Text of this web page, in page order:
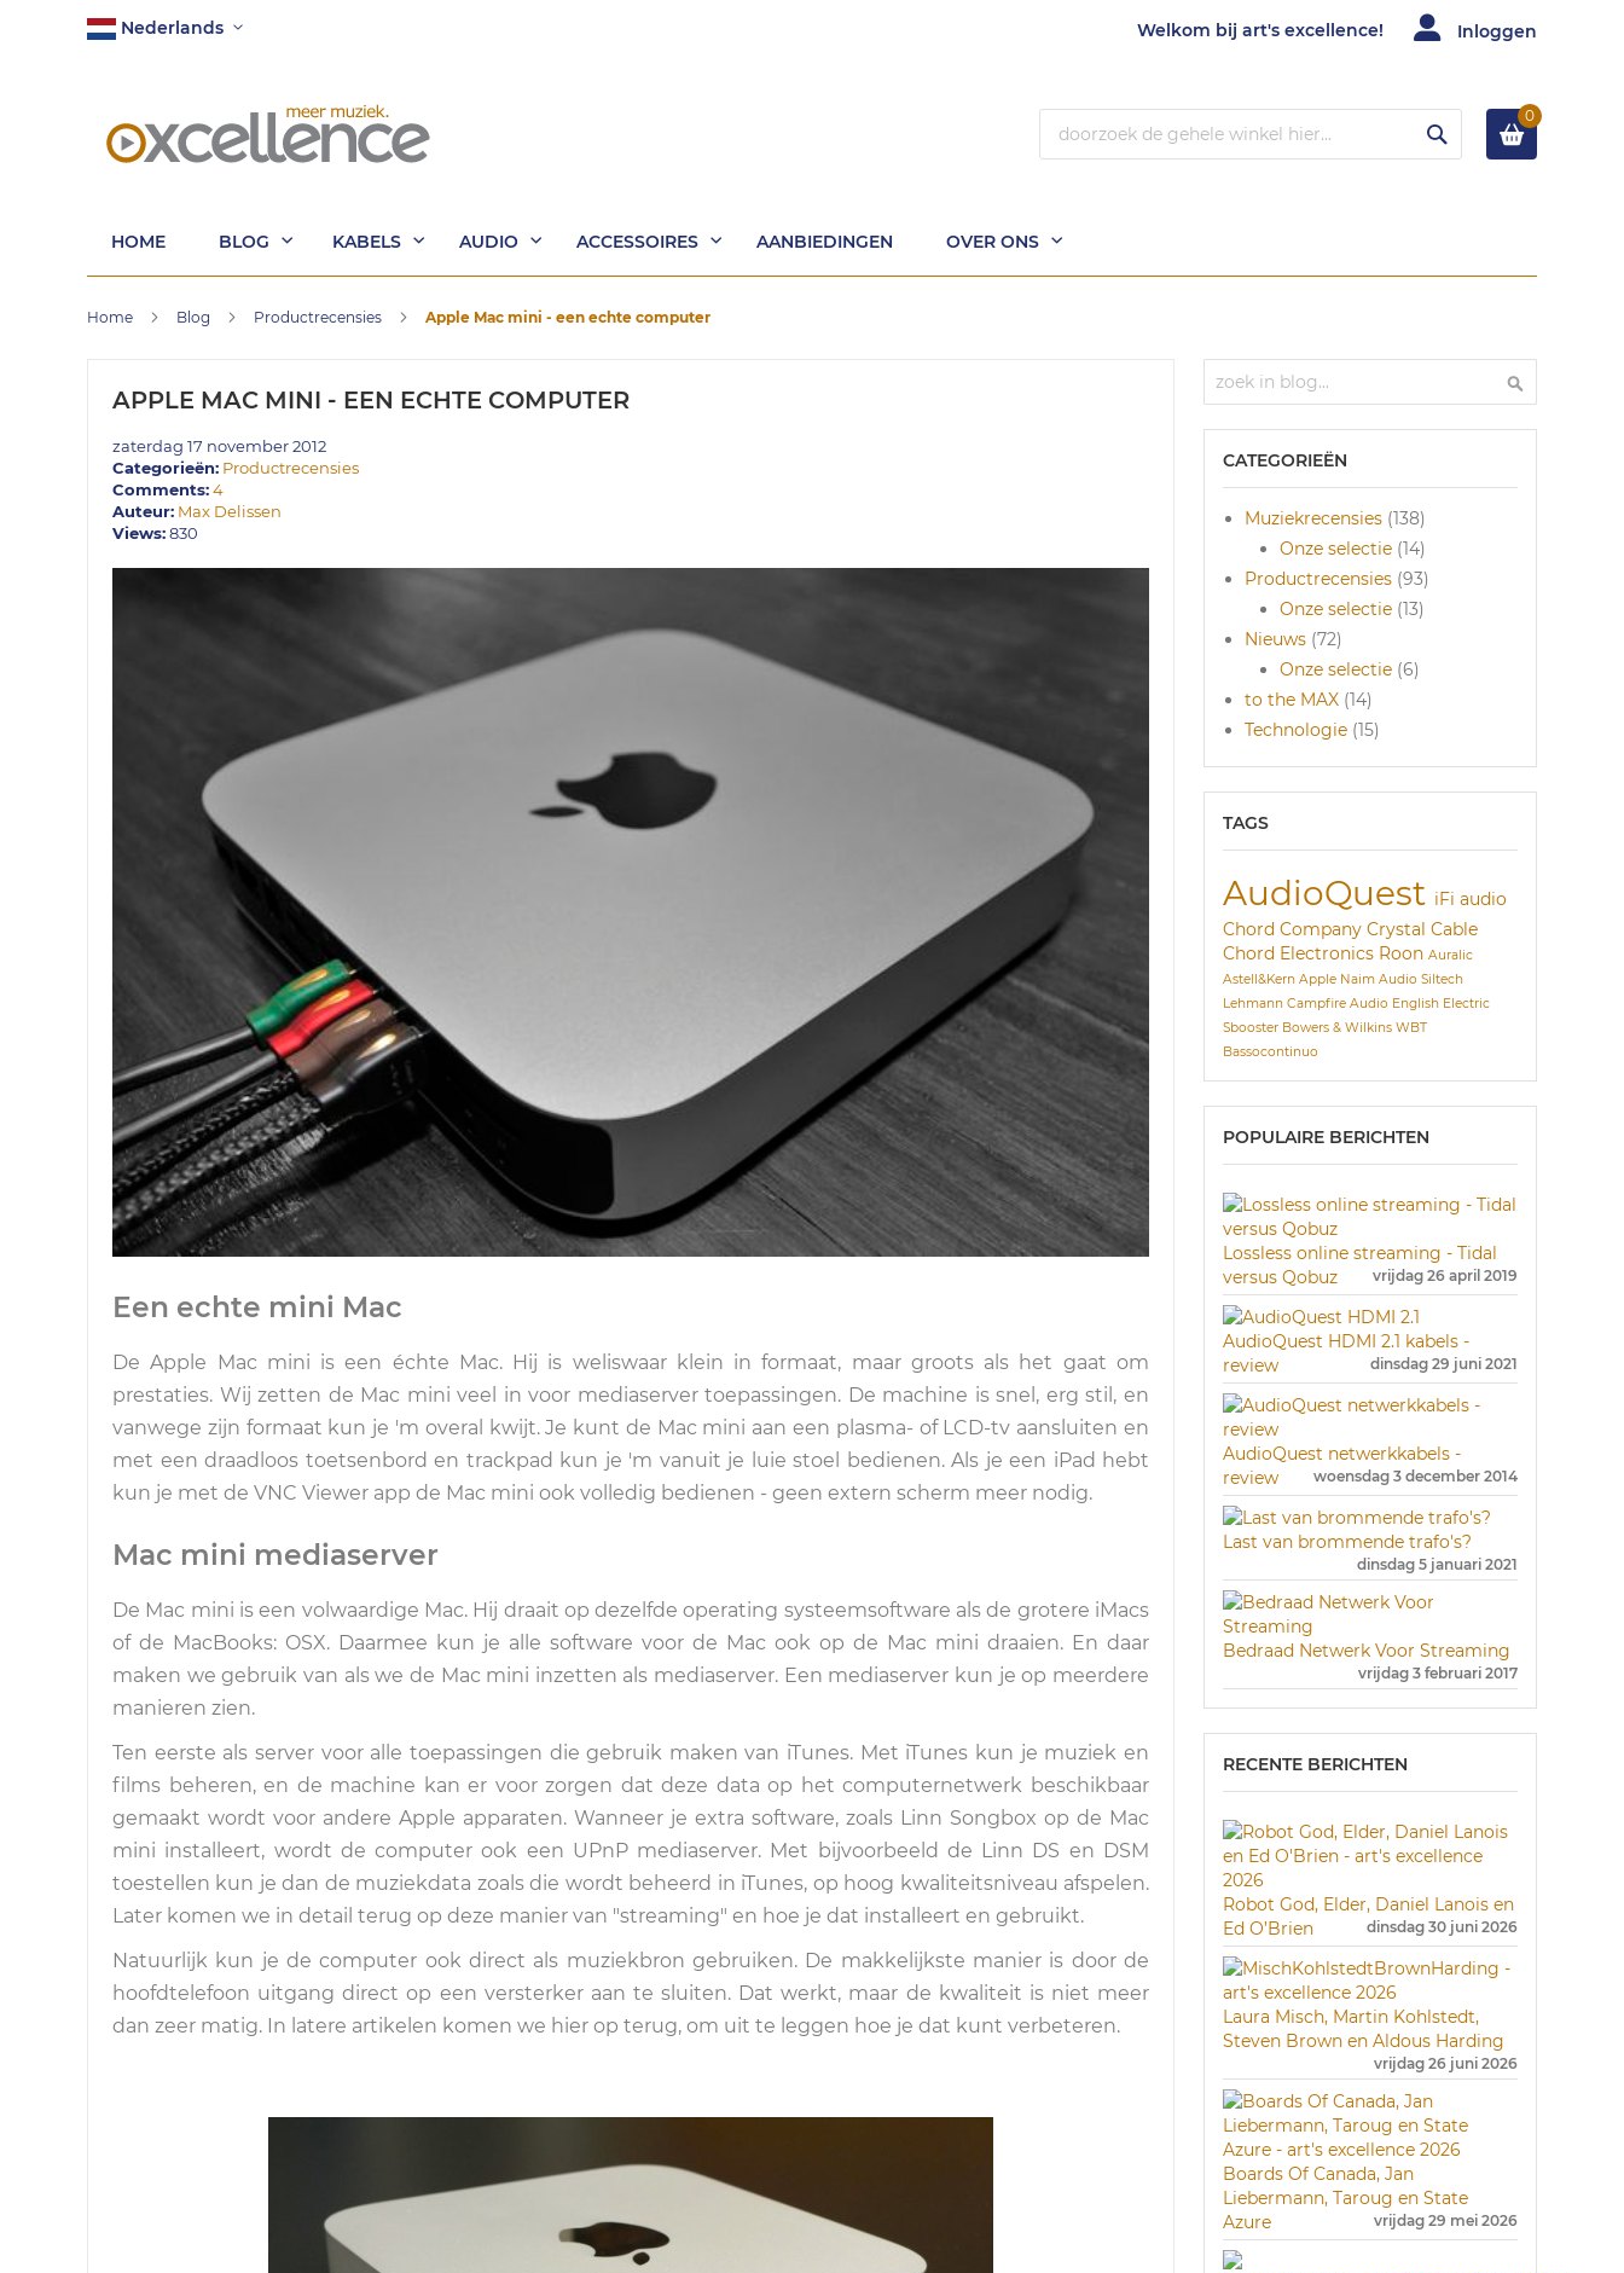
Welkom bij art's excellence! Inloggen
naarNederlands
0
HOME BLOG KABELS AUDIO ACCESSOIRES AANBIEDINGEN OVER ONS
Home Blog Productrecensies Apple Mac mini - een echte computer
APPLE MAC MINI - EEN ECHTE COMPUTER
zaterdag 17 november 2012
Categorieën: Productrecensies
Comments:4
Auteur: Max Delissen
Views:830
Een echte mini Mac
De Apple Mac mini is een échte Mac. Hij is weliswaar klein in formaat, maar groots als het gaat om
prestaties. Wij zetten de Mac mini veel in voor mediaserver toepassingen. De machine is snel, erg stil, en
vanwege zijn formaat kun je 'm overal kwijt. Je kunt de Mac mini aan een plasma- of LCD-tv aansluiten en
met een draadloos toetsenbord en trackpad kun je 'm vanuit je luie stoel bedienen. Als je een iPad hebt
kun je met de VNC Viewer app de Mac mini ook volledig bedienen - geen extern scherm meer nodig.
Mac mini mediaserver
De Mac mini is een volwaardige Mac. Hij draait op dezelfde operating systeemsoftware als de grotere iMacs
of de MacBooks: OSX. Daarmee kun je alle software voor de Mac ook op de Mac mini draaien. En daar
maken we gebruik van als we de Mac mini inzetten als mediaserver. Een mediaserver kun je op meerdere
manieren zien.
Ten eerste als server voor alle toepassingen die gebruik maken van iTunes. Met iTunes kun je muziek en
films beheren, en de machine kan er voor zorgen dat deze data op het computernetwerk beschikbaar
gemaakt wordt voor andere Apple apparaten. Wanneer je extra software, zoals Linn Songbox op de Mac
mini installeert, wordt de computer ook een UPnP mediaserver. Met bijvoorbeeld de Linn DS en DSM
toestellen kun je dan de muziekdata zoals die wordt beheerd in iTunes, op hoog kwaliteitsniveau afspelen.
Later komen we in detail terug op deze manier van "streaming" en hoe je dat installeert en gebruikt.
Natuurlijk kun je de computer ook direct als muziekbron gebruiken. De makkelijkste manier is door de
hoofdtelefoon uitgang direct op een versterker aan te sluiten. Dat werkt, maar de kwaliteit is niet meer
dan zeer matig. In latere artikelen komen we hier op terug, om uit te leggen hoe je dat kunt verbeteren.
CATEGORIEËN
Muziekrecensies (138)
Onze selectie (14)
Productrecensies (93)
Onze selectie (13)
Nieuws (72)
Onze selectie (6)
to the MAX (14)
Technologie (15)
TAGS
AudioQuest iFi audio
Chord Company Crystal Cable
Chord Electronics Roon Auralic
Astell&Kern Apple Naim Audio Siltech
Lehmann Campfire Audio English Electric
Sbooster Bowers & Wilkins WBT
Bassocontinuo
POPULAIRE BERICHTEN
Lossless online streaming - Tidal
versus Qobuz
vrijdag 26 april 2019
AudioQuest HDMI 2.1 kabels -
review
dinsdag 29 juni 2021
AudioQuest netwerkkabels -
review
woensdag 3 december 2014
Last van brommende trafo's?
dinsdag 5 januari 2021
Bedraad Netwerk Voor Streaming
vrijdag 3 februari 2017
RECENTE BERICHTEN
Robot God, Elder, Daniel Lanois en
Ed O’Brien
dinsdag 30 juni 2026
Laura Misch, Martin Kohlstedt,
Steven Brown en Aldous Harding
vrijdag 26 juni 2026
Boards Of Canada, Jan
Liebermann, Taroug en State
Azure
vrijdag 29 mei 2026